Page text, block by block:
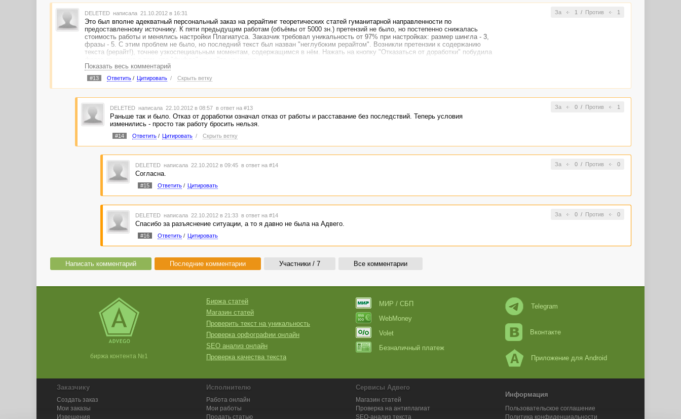
За 1 / Против 1
DELETED написала 21.10.2012 в 16:31
Это был вполне адекватный персональный заказ на рерайтинг теоретических статей гуманитарной направленности по
предоставленному источнику. К пяти предыдущим работам (объёмы от 5000 зн.) претензий не было, но постепенно снижалась
стоимость работы и менялись настройки Плагиатуса. Заказчик требовал уникальность от 97% при настройках: размер шингла - 3,
фразы - 5. С этим проблем не было, но последний текст был назван "неглубоким рерайтом". Возникли претензии к содержанию
текста (рерайт!), точнее узкоспециальным моментам, содержащимся в нём. Нажать на кнопку "Отказаться от доработки" побудила
Было бы неплохо к кнопкам "Выполнить" и "Отказаться от доработки" добавить кнопку "Отказаться от работы", и тем самым не
увеличивать процент отказов в статистике.
Показать весь комментарий
#13 Ответить/ Цитировать / Скрыть ветку
За 0/ Против 1
DELETED написала 22.10.2012 в 08:57 в ответ на #13
Раньше так и было. Отказ от доработки означал отказ от работы и расставание без последствий. Теперь условия
изменились - просто так работу бросить нельзя.
#14 Ответить/ Цитировать / Скрыть ветку
За 0/ Против 0
DELETED написала 22.10.2012 в 09:45 в ответ на #14
Согласна.
#15 Ответить/ Цитировать
За 0/ Против 0
DELETED написала 22.10.2012 в 21:33 в ответ на #14
Спасибо за разъяснение ситуации, а то я давно не была на Адвего.
#16 Ответить/ Цитировать
Написать комментарий Последние комментарии Участники / 7 Все комментарии
биржа контента №1
Биржа статей
Магазин статей
Проверить текст на уникальность
Проверка орфографии онлайн
SEO анализ онлайн
Проверка качества текста
МИР / СБП
WebMoney
Volet
Безналичный платеж
Telegram
Вконтакте
Приложение для Android
Заказчику
Создать заказ
Мои заказы
Извещения
Исполнителю
Работа онлайн
Мои работы
Продать статью
Сервисы Адвего
Магазин статей
Проверка на антиплагиат
SEO-анализ текста
Информация
Пользовательское соглашение
Политика конфиденциальности